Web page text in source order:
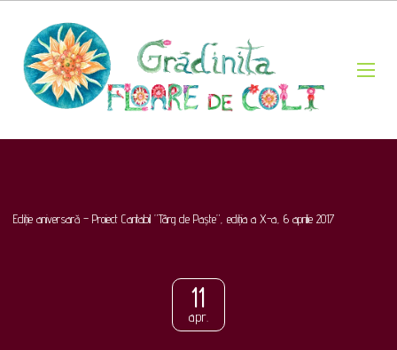
Ediție aniversară – Proiect Caritabil ”Târg de Paște”, ediția a X-a, 6 aprilie 2017
11
apr.